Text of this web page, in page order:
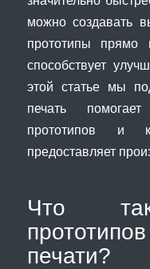
можно создавать
прототипы прямо
способствует
этой статье мы
печать
прототипов и
предоставляет
Что
печати?